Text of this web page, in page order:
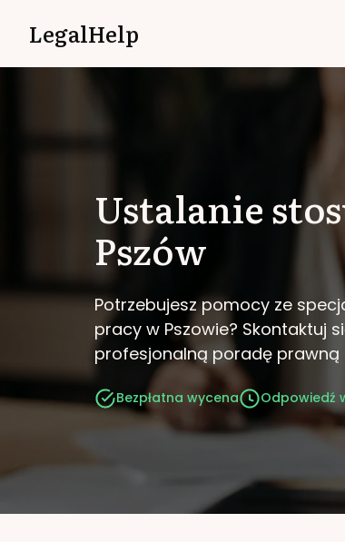
LegalHelp
Ustalanie
Pszów
Potrzebujesz pomocy ze
pracy w Pszowie? Skontaktuj
profesjonalną poradę prawną
Bezpłatna wycena Odpowiedź